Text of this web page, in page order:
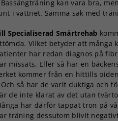
Bassängträning kan vara bra,
i vattnet. Samma sak med
Specialiserad Smärtrehab
Vilket betyder att många
har redan diagnos på
missats. Eller så har en
kommer från en hittills
Och så har de varit duktiga och
de inte klarat av det utan
har därför tappat tron på
träning dessutom blivit